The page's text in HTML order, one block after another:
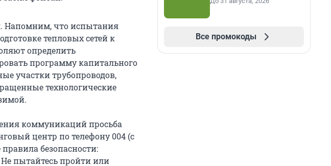
Напомним, что испытания
тепловых сетей к
определить
программу капитального
участки трубопроводов,
технологические
коммуникаций просьба
центр по телефону 004 (с
безопасности:
пытайтесь пройти или
Все промокоды